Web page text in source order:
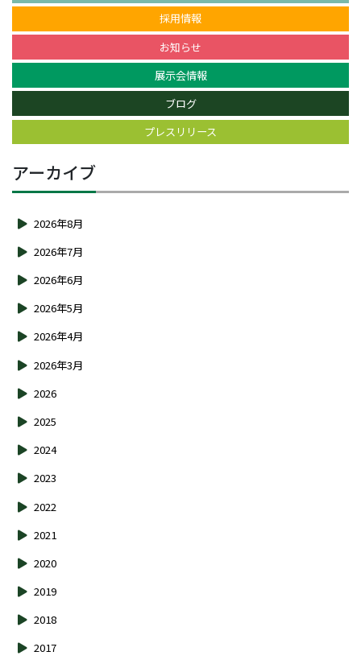
採用情報
お知らせ
展示会情報
ブログ
プレスリリース
アーカイブ
2026年8月
2026年7月
2026年6月
2026年5月
2026年4月
2026年3月
2026
2025
2024
2023
2022
2021
2020
2019
2018
2017